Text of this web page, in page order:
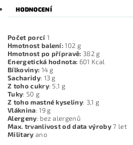
HODNOCENÍ
Počet porcí 1
Hmotnost balení:102 g
Hmotnost po přípravě: 382 g
Energetická hodnota: 601 Kcal
Bílkoviny: 14 g
Sacharidy: 13 g
Z toho cukry: 5,1 g
Tuky: 50 g
Z toho mastné kyseliny: 3,1 g
Vláknina: 19 g
Alergeny: bez alergenů
Max. trvanlivost od data výroby7 let
Military ano